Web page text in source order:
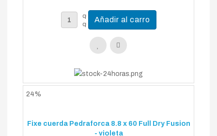
24%
Fixe cuerda Pedraforca 8.8 x 60 Full Dry Fusion
- violeta